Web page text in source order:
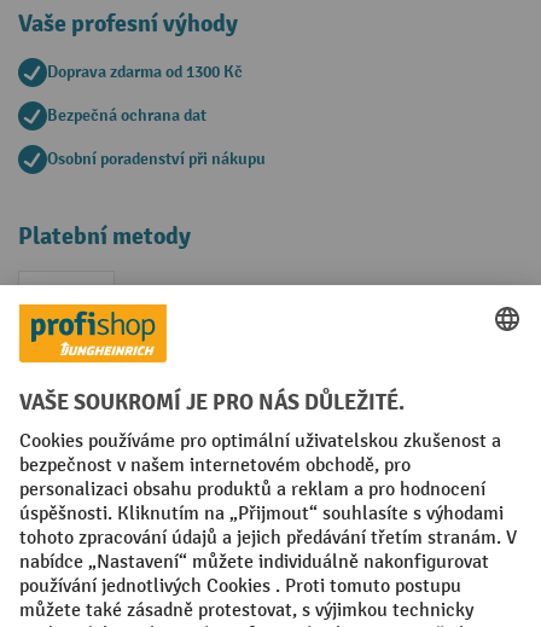
Vaše profesní výhody
Doprava zdarma od 1300 Kč
Bezpečná ochrana dat
Osobní poradenství při nákupu
Platební metody
Faktura
Sociální sítě
Facebook
YouTubeLinkedIn
VODP Otisk
Prohlášení o ochraně osobních údajů